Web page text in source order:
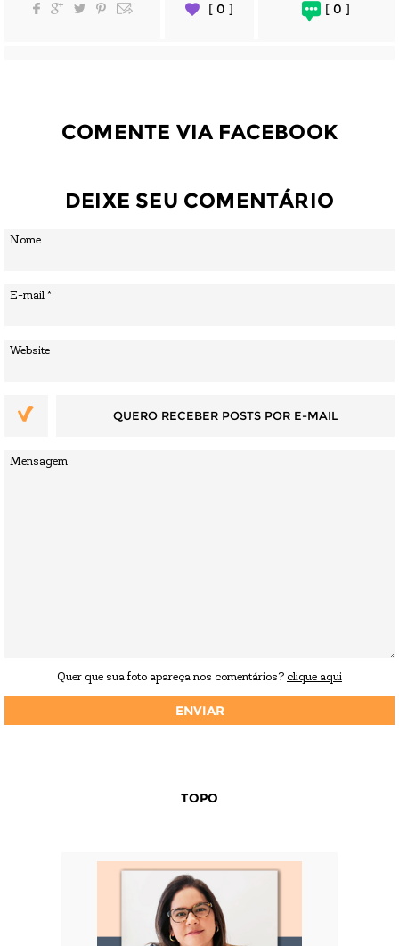
[ 0 ]
[ 0 ]
COMENTE VIA FACEBOOK
DEIXE SEU COMENTÁRIO
QUERO RECEBER POSTS POR E-MAIL
Quer que sua foto apareça nos comentários? clique aqui
TOPO